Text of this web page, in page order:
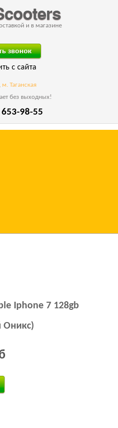
и в магазине
с сайта
м. Таганская
без выходных!
653-98-55
Iphone 7 128gb
Оникс)